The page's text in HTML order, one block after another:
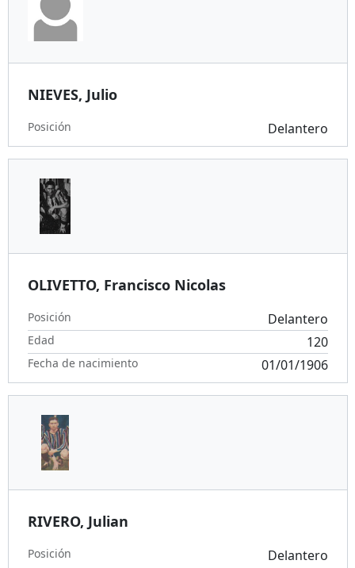
NIEVES, Julio
Posición Delantero
OLIVETTO, Francisco Nicolas
Posición Delantero
Edad 120
Fecha de nacimiento 01/01/1906
RIVERO, Julian
Posición Delantero